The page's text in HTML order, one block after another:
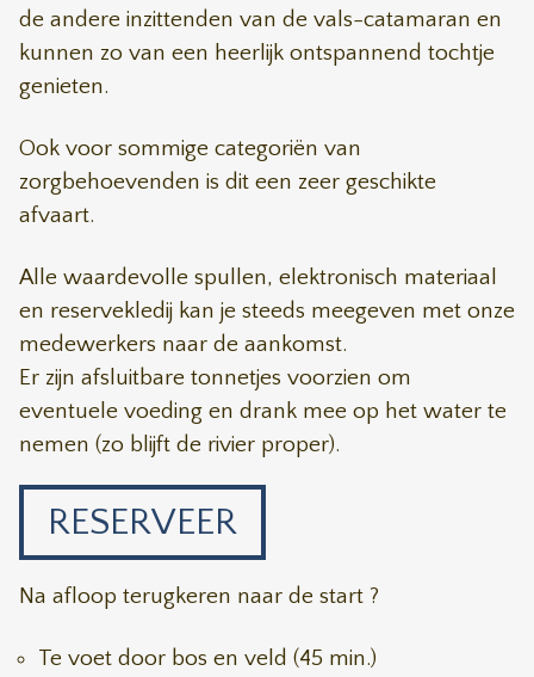
de andere inzittenden van de vals-catamaran en
kunnen zo van een heerlijk ontspannend tochtje
genieten.
Ook voor sommige categoriën van
zorgbehoevenden is dit een zeer geschikte
afvaart.
Alle waardevolle spullen, elektronisch materiaal
en reservekledij kan je steeds meegeven met onze
medewerkers naar de aankomst.
Er zijn afsluitbare tonnetjes voorzien om
eventuele voeding en drank mee op het water te
nemen (zo blijft de rivier proper).
RESERVEER
Na afloop terugkeren naar de start ?
Te voet door bos en veld (45 min.)